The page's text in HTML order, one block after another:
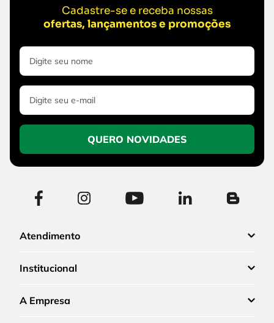
Cadastre-se e receba nossas
ofertas, lançamentos e promoções
QUERO NOVIDADES
Atendimento
Institucional
A Empresa